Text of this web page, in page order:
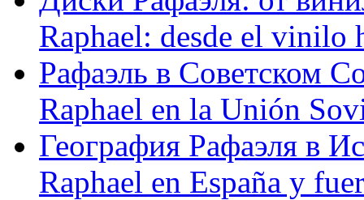
Raphael: desde el vinilo
Рафаэль в Советском
Raphael en la Unión
География Рафаэля в
Raphael en España y